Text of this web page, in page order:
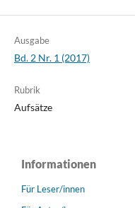
Ausgabe
Bd. 2 Nr. 1 (2017)
Rubrik
Aufsätze
Informationen
Für Leser/innen